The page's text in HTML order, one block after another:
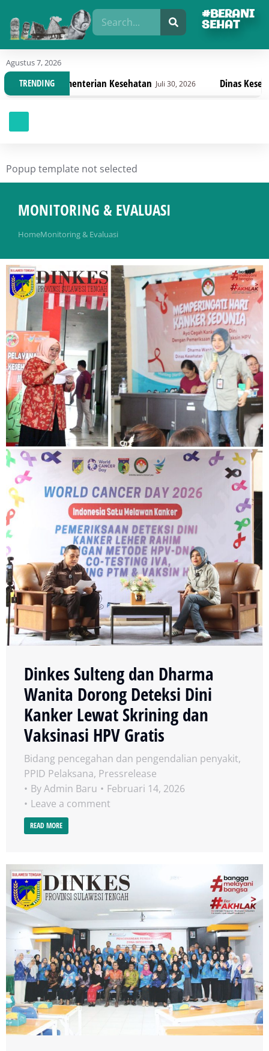
#BERANI
SEHAT
Agustus 7, 2026
TRENDINGJuli 30, 2026 Dinas Kesehatan Sulteng Lanjutkan
Popup template not selected
MONITORING & EVALUASI
You are here:
HomeMonitoring & Evaluasi
Dinkes Sulteng dan Dharma
Wanita Dorong Deteksi Dini
Kanker Lewat Skrining dan
Vaksinasi HPV Gratis
Bidang pencegahan dan pengendalian penyakit,
PPID Pelaksana, Pressrelease
ByAdmin Baru
Februari 14, 2026
Leave a comment
READ MORE